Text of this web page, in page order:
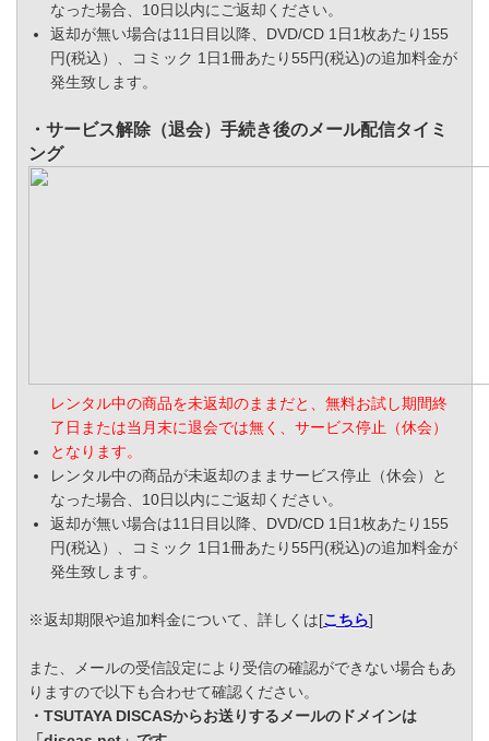
なった場合、10日以内にご返却ください。
返却が無い場合は11日目以降、DVD/CD 1日1枚あたり155
円(税込）、コミック 1日1冊あたり55円(税込)の追加料金が
発生致します。
・サービス解除（退会）手続き後のメール配信タイミ
ング
レンタル中の商品を未返却のままだと、無料お試し期間終
了日または当月末に退会では無く、サービス停止（休会）
となります。
レンタル中の商品が未返却のままサービス停止（休会）と
なった場合、10日以内にご返却ください。
返却が無い場合は11日目以降、DVD/CD 1日1枚あたり155
円(税込）、コミック 1日1冊あたり55円(税込)の追加料金が
発生致します。
※返却期限や追加料金について、詳しくは[こちら]
また、メールの受信設定により受信の確認ができない場合もあ
りますので以下も合わせて確認ください。
・TSUTAYA DISCASからお送りするメールのドメインは